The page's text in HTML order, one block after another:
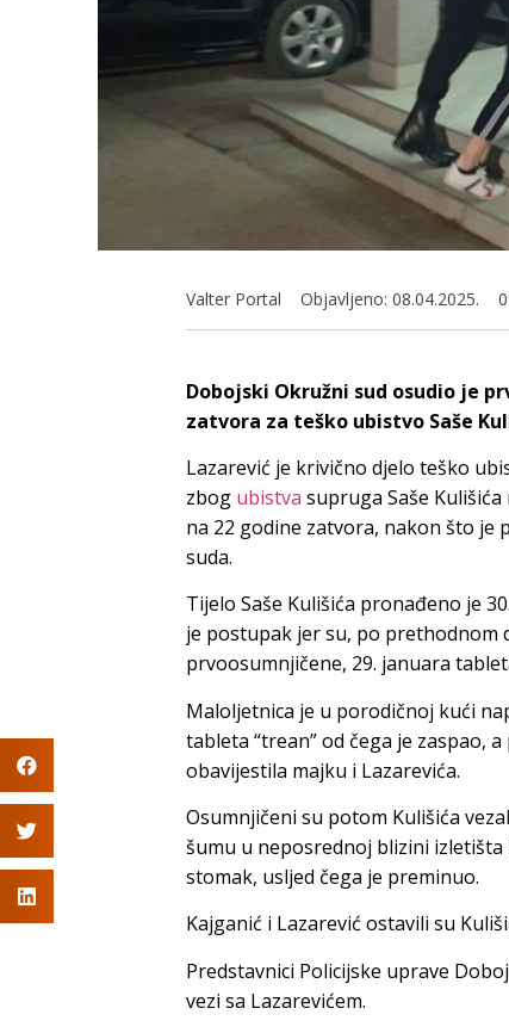
Valter Portal Objavljeno: 08.04.2025.
Dobojski Okružni sud osudio je
zatvora za teško ubistvo Saše
Lazarević je krivično djelo teško
zbog ubistva supruga Saše
na 22 godine zatvora, nakon što je
suda.
Tijelo Saše Kulišića pronađeno je
je postupak jer su, po prethodnom
prvoosumnjičene, 29. januara
Maloljetnica je u porodičnoj kući
tableta “trean” od čega je zaspao,
obavijestila majku i Lazarevića.
Osumnjičeni su potom Kulišića
šumu u neposrednoj blizini
stomak, usljed čega je preminuo.
Kajganić i Lazarević ostavili su
Predstavnici Policijske uprave
vezi sa Lazarevićem.